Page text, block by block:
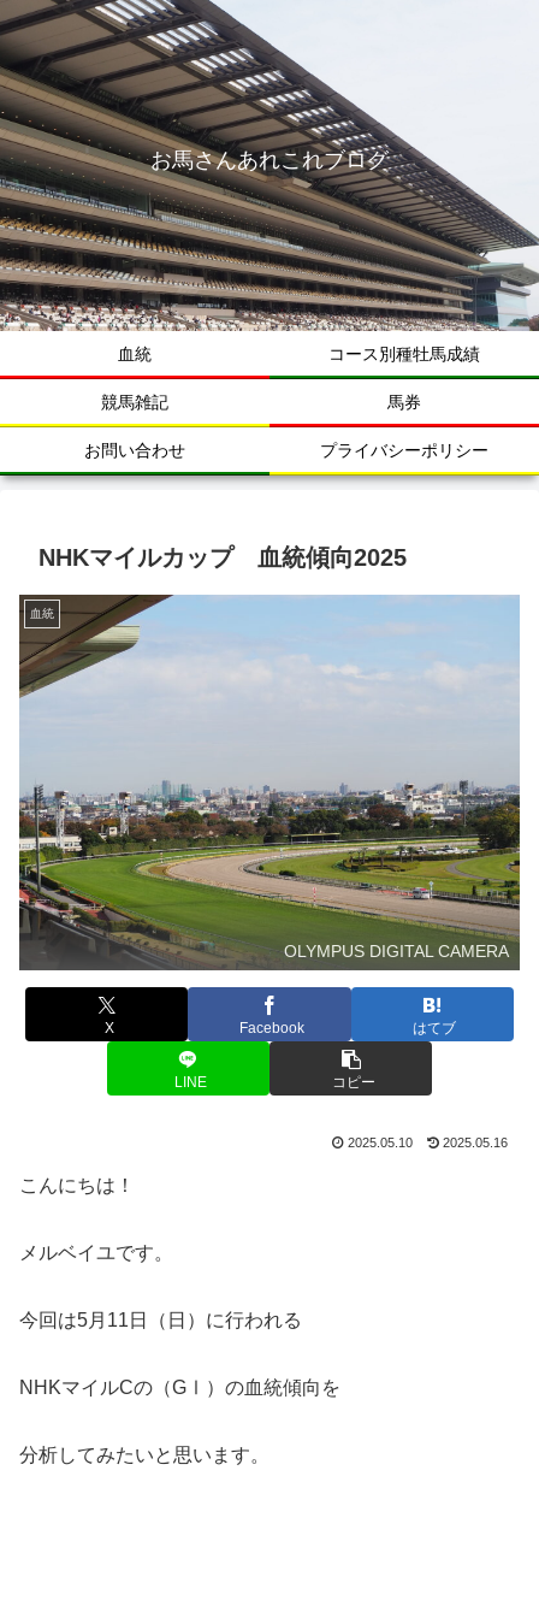
お馬さんあれこれブログ
血統 コース別種牡馬成績
競馬雑記 馬券
お問い合わせ プライバシーポリシー
NHKマイルカップ 血統傾向2025
血統
OLYMPUS DIGITAL CAMERA
X Facebook はてブ
LINE コピー
2025.05.10 2025.05.16
こんにちは！
メルベイユです。
今回は5月11日（日）に行われる
NHKマイルCの（GⅠ）の血統傾向を
分析してみたいと思います。